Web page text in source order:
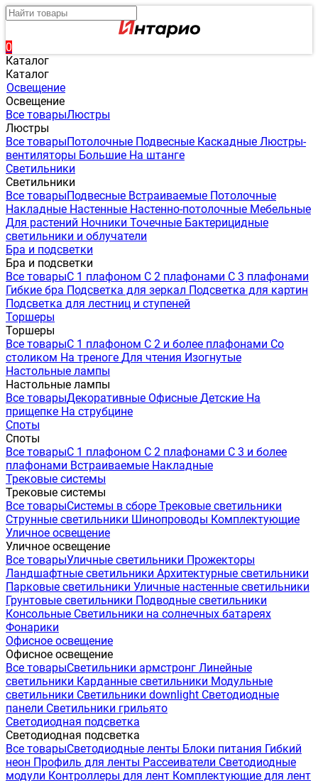
0
Каталог
Каталог
Освещение
Освещение
Все товарыЛюстры
Люстры
Все товарыПотолочные Подвесные Каскадные Люстры-
вентиляторы Большие На штанге
Светильники
Светильники
Все товарыПодвесные Встраиваемые Потолочные
Накладные Настенные Настенно-потолочные Мебельные
Для растений Ночники Точечные Бактерицидные
светильники и облучатели
Бра и подсветки
Бра и подсветки
Все товарыС 1 плафоном С 2 плафонами С 3 плафонами
Гибкие бра Подсветка для зеркал Подсветка для картин
Подсветка для лестниц и ступеней
Торшеры
Торшеры
Все товарыС 1 плафоном С 2 и более плафонами Со
столиком На треноге Для чтения Изогнутые
Настольные лампы
Настольные лампы
Все товарыДекоративные Офисные Детские На
прищепке На струбцине
Споты
Споты
Все товарыС 1 плафоном С 2 плафонами С 3 и более
плафонами Встраиваемые Накладные
Трековые системы
Трековые системы
Все товарыСистемы в сборе Трековые светильники
Струнные светильники Шинопроводы Комплектующие
Уличное освещение
Уличное освещение
Все товарыУличные светильники Прожекторы
Ландшафтные светильники Архитектурные светильники
Парковые светильники Уличные настенные светильники
Грунтовые светильники Подводные светильники
Консольные Светильники на солнечных батареях
Фонарики
Офисное освещение
Офисное освещение
Все товарыСветильники армстронг Линейные
светильники Карданные светильники Модульные
светильники Светильники downlight Светодиодные
панели Светильники грильято
Светодиодная подсветка
Светодиодная подсветка
Все товарыСветодиодные ленты Блоки питания Гибкий
неон Профиль для ленты Рассеиватели Светодиодные
модули Контроллеры для лент Комплектующие для лент